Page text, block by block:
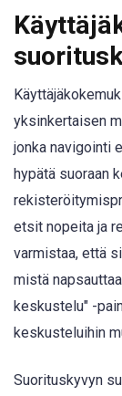
yksinkertaisen
jonka navigointi
hypätä suoraan
etsit nopeita ja
varmistaa, että
mistä
keskustelu" -
keskusteluihin
Suorituskyvyn